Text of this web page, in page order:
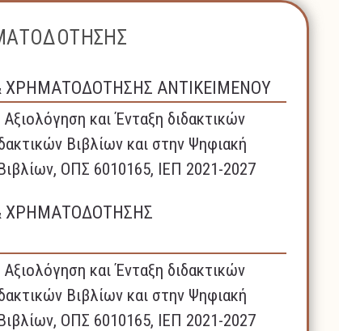
ΧΡΗΜΑΤΟΔΟΤΗΣΗΣ ΑΝΤΙΚΕΙΜΕΝΟΥ
και Ένταξη διδακτικών
Βιβλίων και στην Ψηφιακή
ΟΠΣ 6010165, ΙΕΠ 2021-2027
ΧΡΗΜΑΤΟΔΟΤΗΣΗΣ
και Ένταξη διδακτικών
Βιβλίων και στην Ψηφιακή
ΟΠΣ 6010165, ΙΕΠ 2021-2027